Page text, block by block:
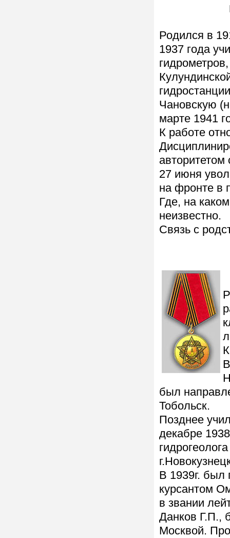
Родился в
1937 года
Чановскую
марте 1941
К работе
27 июня
на фронте в
Где, на
неизвестно.
Связь с
был
Тобольск.
Позднее
декабре
В 1939г. был
курсантом
в звании
Данков Г.П.,
Москвой.